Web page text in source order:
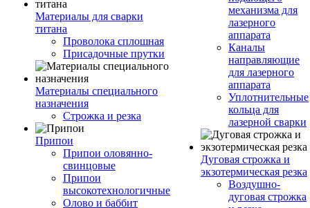
Материалы для сварки
титана
Проволока сплошная
Присадочные прутки
Материалы специального
назначения
Строжка и резка
Припои
Припои оловянно-
свинцовые
Припои
высокотехнологичные
Олово и баббит
механизма для
лазерного
аппарата
Каналы
направляющие
для лазерного
аппарата
Уплотнительные
кольца для
лазерной сварки
Дуговая строжка и
экзотермическая резка
Воздушно-
дуговая строжка